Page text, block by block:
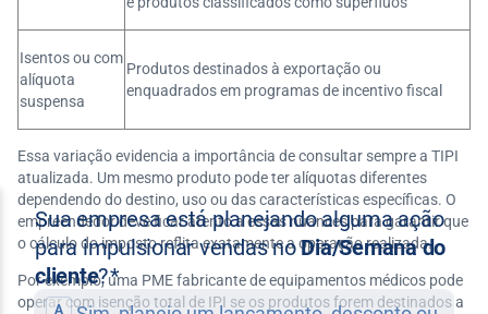
Isentos ou com
alíquota
suspensa
Produtos destinados à exportação ou
enquadrados em programas de incentivo fiscal
Essa variação evidencia a importância de consultar sempre a TIPI
atualizada. Um mesmo produto pode ter alíquotas diferentes
dependendo do destino, uso ou das características específicas. O
empreendedor deve ficar atento a essas nuances para garantir que
o cálculo do imposto reflita exatamente a operação realizada.
Por exemplo, uma PME fabricante de equipamentos médicos pode
operar com isenção total de IPI se os produtos forem destinados a